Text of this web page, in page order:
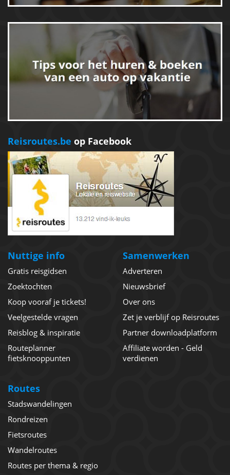
Reisroutes.be op Facebook
Nuttige info
Gratis reisgidsen
Zoektochten
Koop vooraf je tickets!
Veelgestelde vragen
Reisblog & inspiratie
Routeplanner
fietsknooppunten
Samenwerken
Adverteren
Nieuwsbrief
Over ons
Zet je verblijf op Reisroutes
Partner downloadplatform
Affiliate worden - Geld
verdienen
Routes
Stadswandelingen
Rondreizen
Fietsroutes
Wandelroutes
Routes per thema & regio